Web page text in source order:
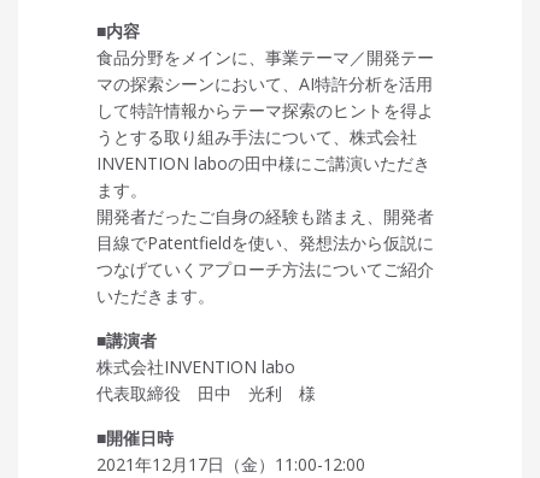
■内容
食品分野をメインに、事業テーマ／開発テー
マの探索シーンにおいて、AI特許分析を活用
して特許情報からテーマ探索のヒントを得よ
うとする取り組み手法について、株式会社
INVENTION laboの田中様にご講演いただき
ます。
開発者だったご自身の経験も踏まえ、開発者
目線でPatentfieldを使い、発想法から仮説に
つなげていくアプローチ方法についてご紹介
いただきます。
■講演者
株式会社INVENTION labo
代表取締役 田中 光利 様
■開催日時
2021年12月17日（金）11:00-12:00